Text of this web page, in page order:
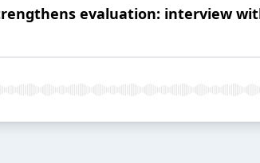
evaluation: interview